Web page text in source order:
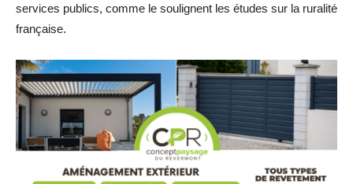
services publics, comme le soulignent les études sur la ruralité
française.